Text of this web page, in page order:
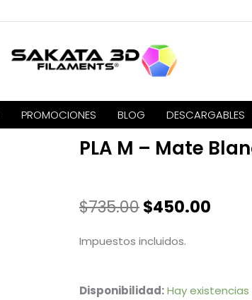
PROMOCIONES BLOG DESCARGABLES
PLA M – Mate
$735.00El
original
$450.00
Impuestos incluidos.
Disponibilidad:Hay existencias
PLA